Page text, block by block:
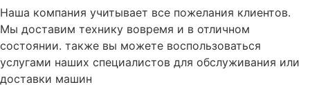
Наша компания учитывает все пожелания клиентов.
Мы доставим технику вовремя и в отличном
состоянии. также вы можете воспользоваться
услугами наших специалистов для обслуживания или
доставки машин